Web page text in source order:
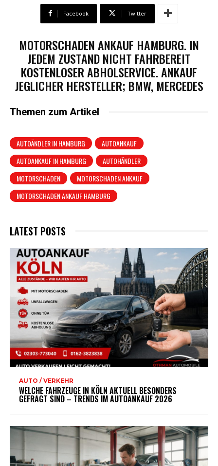
Facebook Twitter
MOTORSCHADEN ANKAUF HAMBURG. IN
JEDEM ZUSTAND NICHT FAHRBEREIT
KOSTENLOSER ABHOLSERVICE. ANKAUF
JEGLICHER HERSTELLER; BMW, MERCEDES
Themen zum Artikel
AUTOÄNDLER IN HAMBURG
AUTOANKAUF
AUTOANKAUF IN HAMBURG
AUTOHÄNDLER
MOTORSCHADEN
MOTORSCHADEN ANKAUF
MOTORSCHADEN ANKAUF HAMBURG
LATEST POSTS
AUTO / VERKEHR
WELCHE FAHRZEUGE IN KÖLN AKTUELL BESONDERS
GEFRAGT SIND – TRENDS IM AUTOANKAUF 2026